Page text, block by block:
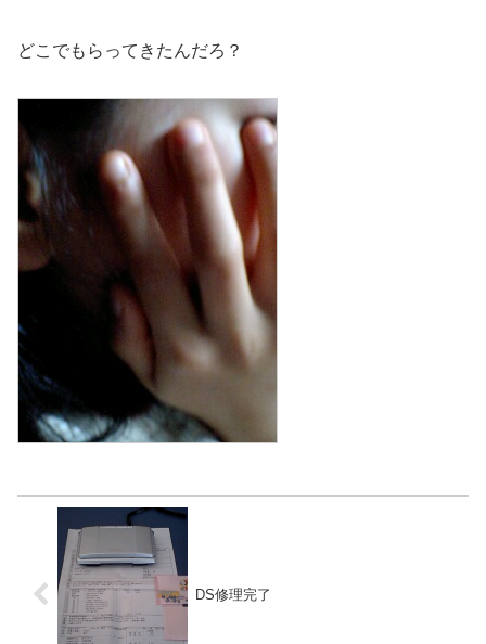
どこでもらってきたんだろ？
DS修理完了